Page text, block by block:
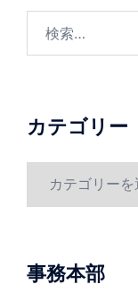
カテゴリー
ー
事務本部